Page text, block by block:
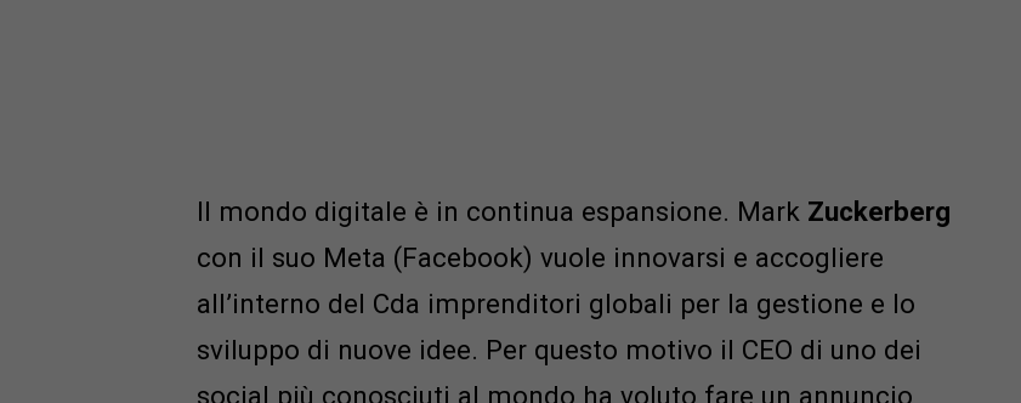
Il mondo digitale è in continua espansione. Mark Zuckerberg
con il suo Meta (Facebook) vuole innovarsi e accogliere
all’interno del Cda imprenditori globali per la gestione e lo
sviluppo di nuove idee. Per questo motivo il CEO di uno dei
social più conosciuti al mondo ha voluto fare un annuncio